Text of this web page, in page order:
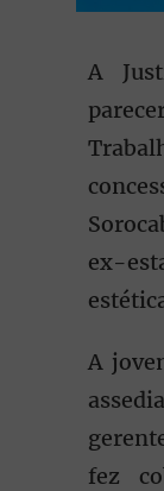
A
ex-
A
fez